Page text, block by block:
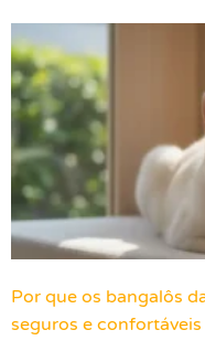
Por que os bangalôs
seguros e